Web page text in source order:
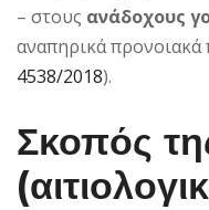
– στους ανάδοχους
αναπηρικά
4538/2018).
Σκοπός